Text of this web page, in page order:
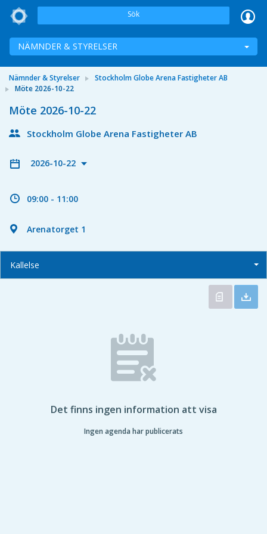
Sök
NÄMNDER & STYRELSER
Nämnder & Styrelser
Stockholm Globe Arena Fastigheter AB
Möte 2026-10-22
Möte 2026-10-22
Stockholm Globe Arena Fastigheter AB
2026-10-22
09:00 - 11:00
Arenatorget 1
Kallelse
Det finns ingen information att visa
Ingen agenda har publicerats